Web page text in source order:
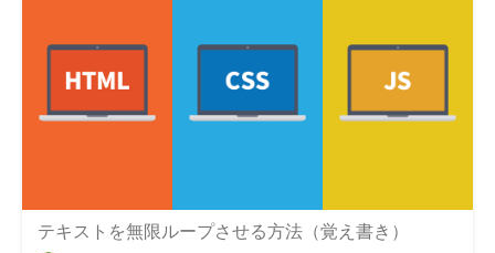
テキストを無限ループさせる方法（覚え書き）